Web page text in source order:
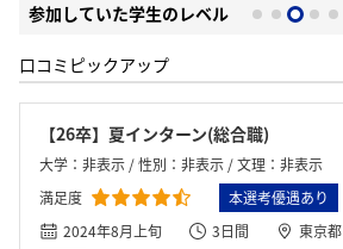
参加していた学生のレベル
口コミピックアップ
【26卒】夏インターン(総合職)
大学：非表示 / 性別：非表示 / 文理：非表示
満足度
本選考優遇あり
2024年8月上旬
3日間
東京都